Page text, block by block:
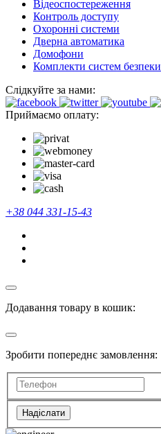
Відеоспостереження
Контроль доступу
Охоронні системи
Дверна автоматика
Домофони
Комплекти систем безпеки
Слідкуйте за нами:
Приймаємо оплату:
+38 044 331-15-43
Додавання товару в кошик:
Зробити попереднє замовлення:
Надіслати